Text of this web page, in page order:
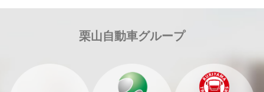
栗山自動車グループ